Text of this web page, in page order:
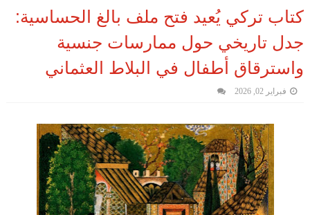
كتاب تركي يُعيد فتح ملف بالغ الحساسية:
جدل تاريخي حول ممارسات جنسية
واسترقاق أطفال في البلاط العثماني
فبراير 02, 2026